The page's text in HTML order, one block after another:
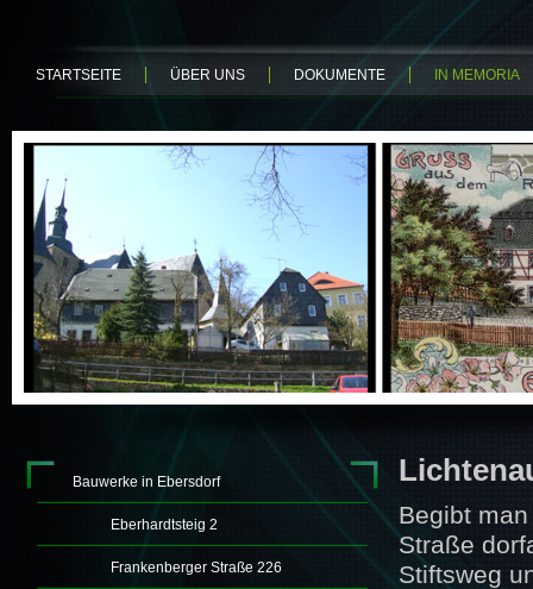
STARTSEITE ÜBER UNS DOKUMENTE IN MEMORIA
Bauwerke in Ebersdorf
Eberhardtsteig 2
Frankenberger Straße 226
Begibt
Straße
Stiftsweg